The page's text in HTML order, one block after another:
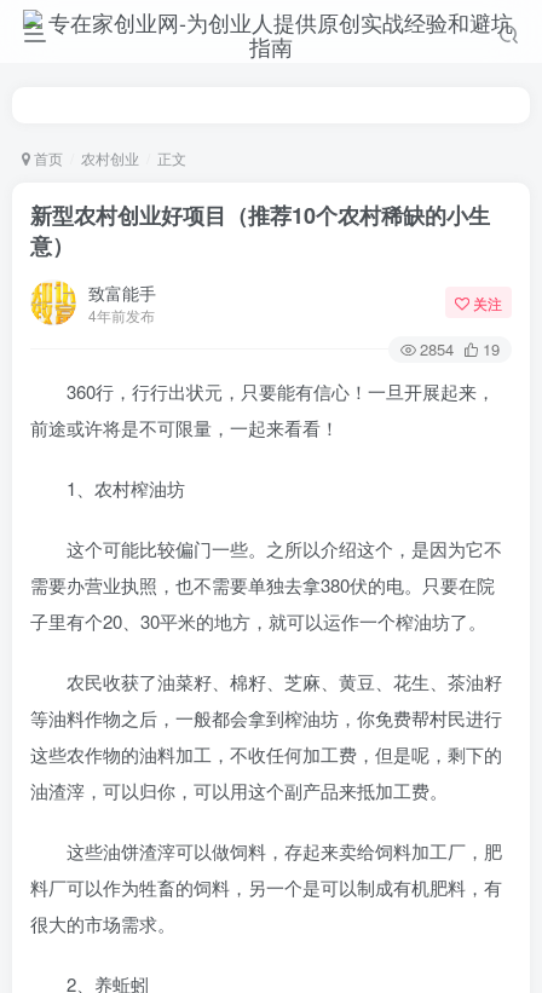
首页 农村创业 正文
新型农村创业好项目（推荐10个农村稀缺的小生
意）
致富能手
4年前发布
关注
2854 19
360行，行行出状元，只要能有信心！一旦开展起来，
前途或许将是不可限量，一起来看看！
1、农村榨油坊
这个可能比较偏门一些。之所以介绍这个，是因为它不
需要办营业执照，也不需要单独去拿380伏的电。只要在院
子里有个20、30平米的地方，就可以运作一个榨油坊了。
农民收获了油菜籽、棉籽、芝麻、黄豆、花生、茶油籽
等油料作物之后，一般都会拿到榨油坊，你免费帮村民进行
这些农作物的油料加工，不收任何加工费，但是呢，剩下的
油渣滓，可以归你，可以用这个副产品来抵加工费。
这些油饼渣滓可以做饲料，存起来卖给饲料加工厂，肥
料厂可以作为牲畜的饲料，另一个是可以制成有机肥料，有
很大的市场需求。
2、养蚯蚓